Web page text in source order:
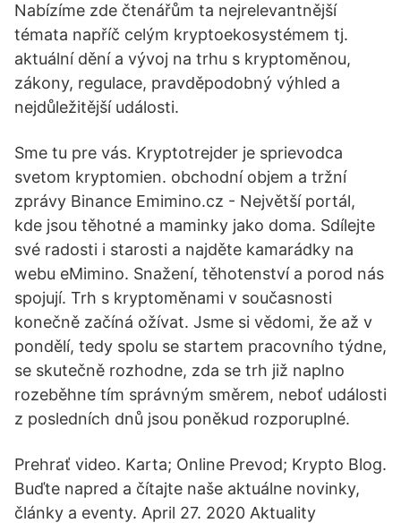
Nabízíme zde čtenářům ta nejrelevantnější
témata napříč celým kryptoekosystémem tj.
aktuální dění a vývoj na trhu s kryptoměnou,
zákony, regulace, pravděpodobný výhled a
nejdůležitější události.
Sme tu pre vás. Kryptotrejder je sprievodca
svetom kryptomien. obchodní objem a tržní
zprávy Binance Emimino.cz - Největší portál,
kde jsou těhotné a maminky jako doma. Sdílejte
své radosti i starosti a najděte kamarádky na
webu eMimino. Snažení, těhotenství a porod nás
spojují. Trh s kryptoměnami v současnosti
konečně začíná ožívat. Jsme si vědomi, že až v
pondělí, tedy spolu se startem pracovního týdne,
se skutečně rozhodne, zda se trh již naplno
rozeběhne tím správným směrem, neboť události
z posledních dnů jsou poněkud rozporuplné.
Prehrať video. Karta; Online Prevod; Krypto Blog.
Buďte napred a čítajte naše aktuálne novinky,
články a eventy. April 27. 2020 Aktuality